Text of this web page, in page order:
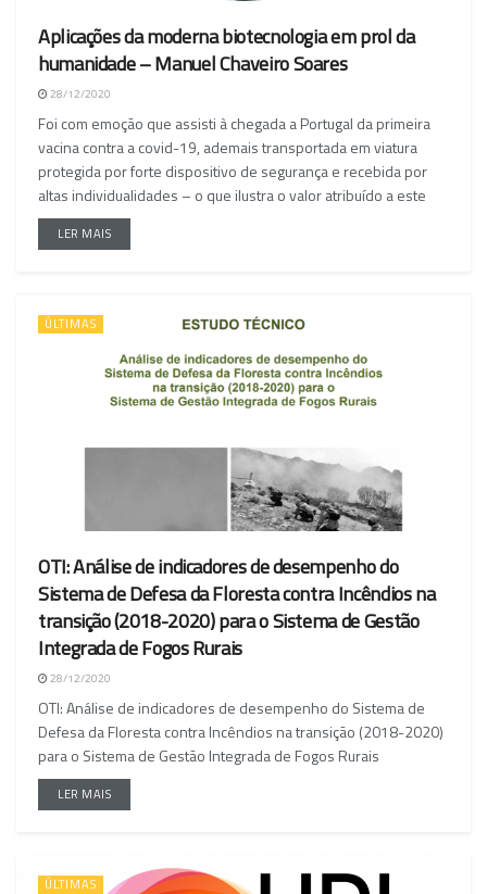
Aplicações da moderna biotecnologia em prol da
humanidade – Manuel Chaveiro Soares
28/12/2020
Foi com emoção que assisti à chegada a Portugal da primeira
vacina contra a covid-19, ademais transportada em viatura
protegida por forte dispositivo de segurança e recebida por
altas individualidades – o que ilustra o valor atribuído a este
LER MAIS
ÚLTIMAS
OTI: Análise de indicadores de desempenho do
Sistema de Defesa da Floresta contra Incêndios na
transição (2018-2020) para o Sistema de Gestão
Integrada de Fogos Rurais
28/12/2020
OTI: Análise de indicadores de desempenho do Sistema de
Defesa da Floresta contra Incêndios na transição (2018-2020)
para o Sistema de Gestão Integrada de Fogos Rurais
LER MAIS
ÚLTIMAS